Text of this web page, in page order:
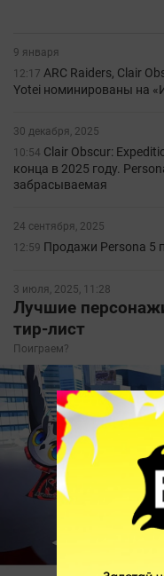
9 января
12:17 ARC Raiders, Clair
Yotei номинированы на
30 декабря, 2025
10:54 Clair Obscur:
конца в 2025 году.
забрасываемая
24 сентября, 2025
12:59 Продажи Persona 5
3 июля, 2025, 11:28
Лучшие
тир-лист
Поиграем?